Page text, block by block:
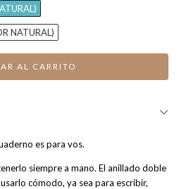
NATURAL)
es para vos.
siempre a mano. El anillado doble
cómodo, ya sea para escribir,